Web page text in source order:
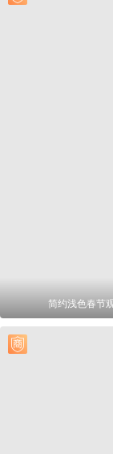
简约浅色春节